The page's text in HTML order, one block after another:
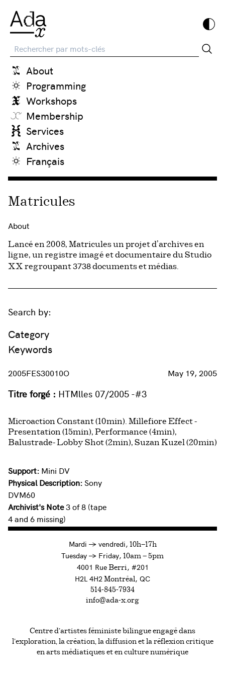
Recherche
About
Programming
Workshops
Membership
Services
Archives
Français
Matricules
About
Lancé en 2008, Matricules un projet d’archives en
ligne, un registre imagé et documentaire du Studio
XX regroupant3738documents et médias.
Search by:
Category
Keywords
2005FES30010O May 19, 2005
Titre forgé : HTMlles 07/2005 -#3
Microaction Constant (10min). Millefiore Effect -
Presentation (15min), Performance (4min),
Balustrade- Lobby Shot (2min), Suzan Kuzel (20min)
Support: Mini DV
Physical Description:Sony
DVM60
Archivist's Note3 of 8 (tape
4 and 6 missing)
Mardi →à
vendredi, 10h—17h
Tuesday →toFriday, 10am — 5pm
4001 RueBerri, #201
H2L 4H2 Montréal, QC
514-845-7934
info@ada-x.org
Centre d’artistes féministe bilingue engagé dans
l’exploration, la création, la diffusion et la réflexion critique
en arts médiatiques et en culture numérique